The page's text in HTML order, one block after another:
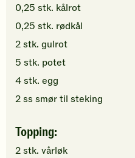
0,25 stk. kålrot
0,25 stk. rødkål
2stk. gulrot
5 stk. potet
4stk. egg
2ss smørtil steking
Topping:
2stk. vårløk